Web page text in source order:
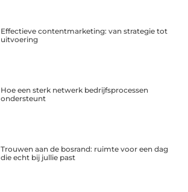
Effectieve contentmarketing: van strategie tot
uitvoering
Hoe een sterk netwerk bedrijfsprocessen
ondersteunt
Trouwen aan de bosrand: ruimte voor een dag
die echt bij jullie past